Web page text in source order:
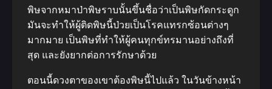
พิษจากหมาป่าพิษราบนั้นขึ้นชื่อว่าเป็นพิษกัดกระดูก
มันจะทำให้ผู้ติดพิษนี้ป่วยเป็นโรคแทรกซ้อนต่างๆ
มากมาย เป็นพิษที่ทำให้ผู้คนทุกข์ทรมานอย่างถึงที่
สุด และยังยากต่อการรักษาด้วย
ตอนนี้ดวงตาของเขาต้องพิษนี้ไปแล้ว ในวันข้างหน้า